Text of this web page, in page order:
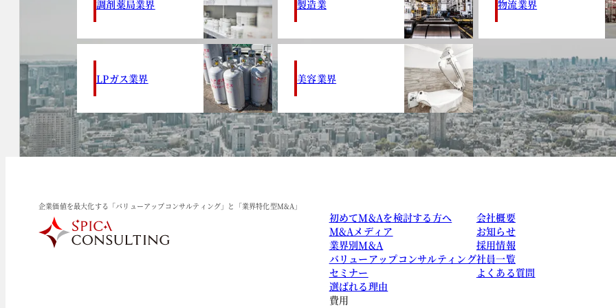
調剤薬局業界 製造業 物流業界
LPガス業界 美容業界
企業価値を最大化する「バリューアップコンサルティング」と「業界特化型M&A」
初めてM&Aを検討する方へ
M&Aメディア
業界別M&A
バリューアップコンサルティング
セミナー
選ばれる理由
費用
会社概要
お知らせ
採用情報
社員一覧
よくある質問